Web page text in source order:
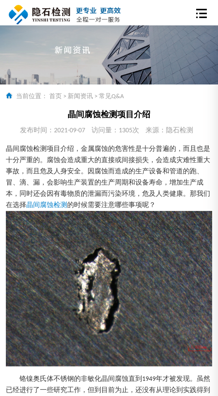
当前位置： 首页 > 新闻资讯 > 常见Q&A
晶间腐蚀检测项目介绍
发布时间：2021-09-07 访问量：1305次 来源：隐石检测
晶间腐蚀检测项目介绍，金属腐蚀的危害性是十分普遍的，而且也是
十分严重的。腐蚀会造成重大的直接或间接损失，会造成灾难性重大
事故，而且危及人身安全。因腐蚀而造成的生产设备和管道的跑、
冒、滴、漏，会影响生产装置的生产周期和设备寿命，增加生产成
本，同时还会因有毒物质的泄漏而污染环境，危及人类健康。那我们
在选择晶间腐蚀检测 的时候需要注意哪些事项呢？
铬镍奥氏体不锈钢的非敏化晶间腐蚀直到1949年才被发现。虽然
已经进行了一些研究工作，但到目前为止，还没有从理论到实践得到